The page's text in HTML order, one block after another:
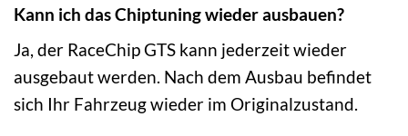
Kann ich das Chiptuning wieder ausbauen?
Ja, der RaceChip GTS kann jederzeit wieder
ausgebaut werden. Nach dem Ausbau befindet
sich Ihr Fahrzeug wieder im Originalzustand.